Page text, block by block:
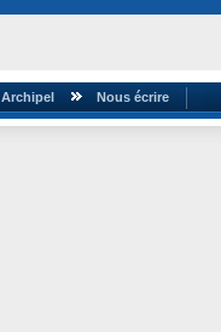
Archipel Nous écrire